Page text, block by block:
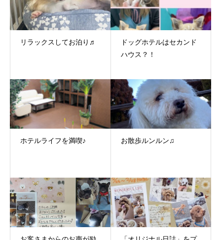
リラックスしてお泊り♬
ドッグホテルはセカンド
ハウス？！
ホテルライフを満喫♪ お散歩ルンルン♫